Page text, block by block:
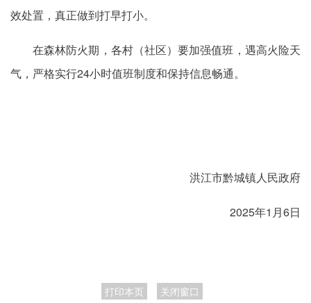
效处置，真正做到打早打小。
在森林防火期，各村（社区）要加强值班，遇高火险天
气，严格实行24小时值班制度和保持信息畅通。
洪江市黔城镇人民政府
2025年1月6日
打印本页 关闭窗口